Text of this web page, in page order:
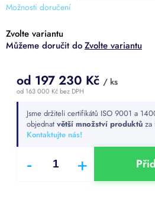
Možnosti doručení
Zvolte variantu
Zvolte variantu
od 197 230 Kč / ks
od 163 000 Kčbez DPH
cena:Jsme držiteli certifikátů ISO 9001 a
objednat větší množství produktů za
Kontaktujte nás!